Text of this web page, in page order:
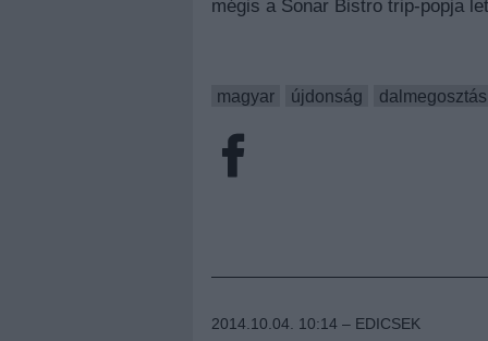
mégis a Sonar Bistro trip-popja
magyar
újdonság dalmegosztás
2014.10.04. 10:14 – EDICSEK